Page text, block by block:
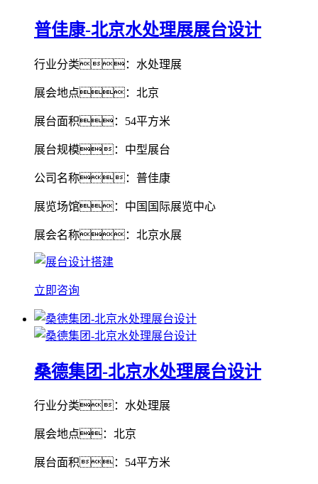
普佳康-北京水处理展展台设计
行业分类：水处理展
展会地点：北京
展台面积：54平方米
展台规模：中型展台
公司名称：普佳康
展览场馆：中国国际展览中心
展会名称：北京水展
立即咨询
桑德集团-北京水处理展台设计
行业分类：水处理展
展会地点：北京
展台面积：54平方米